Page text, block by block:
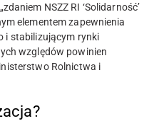
NSZZ RI ‘Solidarność’
elementem zapewnienia
i stabilizującym rynki
względów powinien
Rolnictwa i